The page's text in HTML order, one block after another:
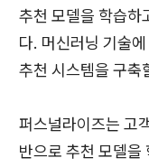
추천 모델을 학습하
다. 머신러닝 기술
추천 시스템을 구축
퍼스널라이즈는 고
반으로 추천 모델을